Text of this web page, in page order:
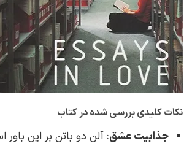
نکات کلیدی بررسی شده در کتاب
جذابیت عشق: آلن دو باتن بر این